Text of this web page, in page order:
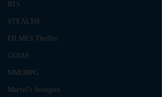
RTS
STEALTH
FILMES Thriller
GUIAS
MMORPG
Marvel's Avengers